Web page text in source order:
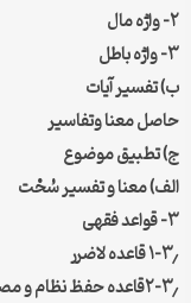
۲- واژه مال
۳- واژه باطل
ب) تفسیر آیات
حاصل معنا وتفاسیر
ج) تطبیق موضوع
الف) معنا و تفسیر سُحْت
۳- قواعد فقهی
۱-۳٫ قاعده لاضرر
۲-۳٫قاعده حفظ نظام و مصالح جامعه